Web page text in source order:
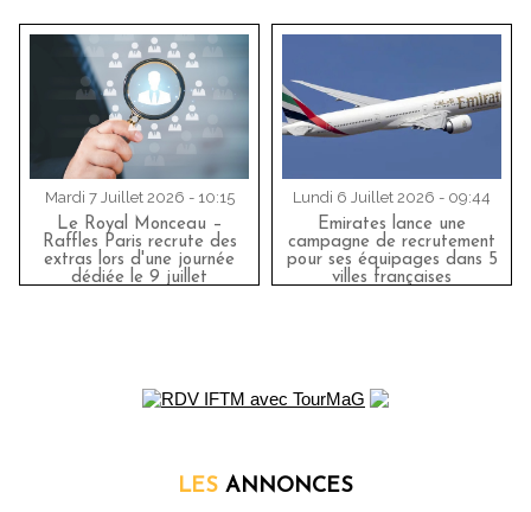
Mardi 7 Juillet 2026 - 10:15
Le Royal Monceau –
Raffles Paris recrute des
extras lors d'une journée
dédiée le 9 juillet
Lundi 6 Juillet 2026 - 09:44
Emirates lance une
campagne de recrutement
pour ses équipages dans 5
villes françaises
LES ANNONCES